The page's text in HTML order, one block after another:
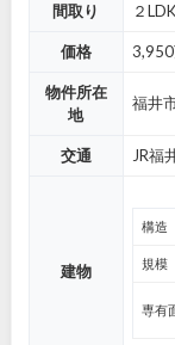
間取り ２
価格
物件所在
地
福井
交通 JR福
建物
構造
規模
専有